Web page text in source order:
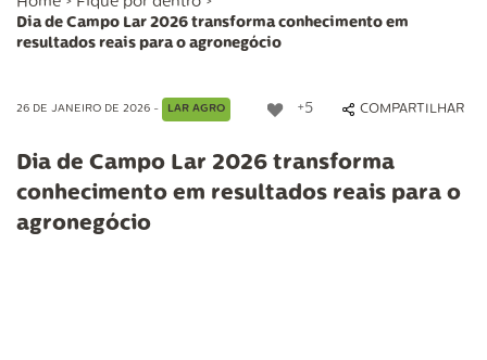
Dia de Campo Lar 2026 transforma conhecimento em
resultados reais para o agronegócio
26 DE JANEIRO DE 2026 - LAR AGRO +5 COMPARTILHAR
Dia de Campo Lar 2026 transforma
conhecimento em resultados reais para o
agronegócio